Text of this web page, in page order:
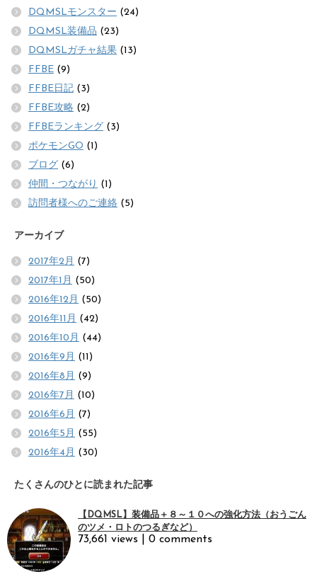
DQMSLモンスター (24)
DQMSL装備品 (23)
DQMSLガチャ結果 (13)
FFBE (9)
FFBE日記 (3)
FFBE攻略 (2)
FFBEランキング (3)
ポケモンGO (1)
ブログ (6)
仲間・つながり (1)
訪問者様へのご連絡 (5)
アーカイブ
2017年2月 (7)
2017年1月 (50)
2016年12月 (50)
2016年11月 (42)
2016年10月 (44)
2016年9月 (11)
2016年8月 (9)
2016年7月 (10)
2016年6月 (7)
2016年5月 (55)
2016年4月 (30)
たくさんのひとに読まれた記事
【DQMSL】装備品＋８～１０への強化方法（おうごん
のツメ・ロトのつるぎなど）
73,661 views 0 comments